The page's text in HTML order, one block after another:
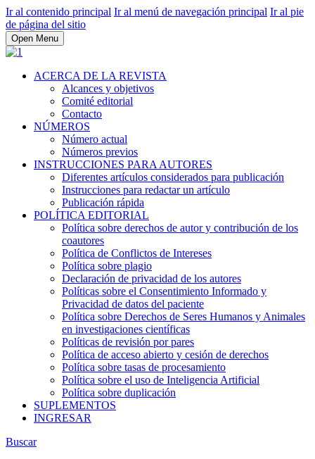
Ir al contenido principal Ir al menú de navegación principal Ir al pie
de página del sitio
Open Menu
ACERCA DE LA REVISTA
Alcances y objetivos
Comité editorial
Contacto
NÚMEROS
Número actual
Números previos
INSTRUCCIONES PARA AUTORES
Diferentes artículos considerados para publicación
Instrucciones para redactar un artículo
Publicación rápida
POLÍTICA EDITORIAL
Política sobre derechos de autor y contribución de los
coautores
Política de Conflictos de Intereses
Política sobre plagio
Declaración de privacidad de los autores
Políticas sobre el Consentimiento Informado y
Privacidad de datos del paciente
Política sobre Derechos de Seres Humanos y Animales
en investigaciones científicas
Políticas de revisión por pares
Política de acceso abierto y cesión de derechos
Política sobre tasas de procesamiento
Política sobre el uso de Inteligencia Artificial
Política sobre duplicación
SUPLEMENTOS
INGRESAR
Buscar